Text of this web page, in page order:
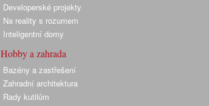
Developerské projekty
Na reality s rozumem
Inteligentní domy
Hobby a zahrada
Bazény a zastřešení
Zahradní architektura
Rady kutilům